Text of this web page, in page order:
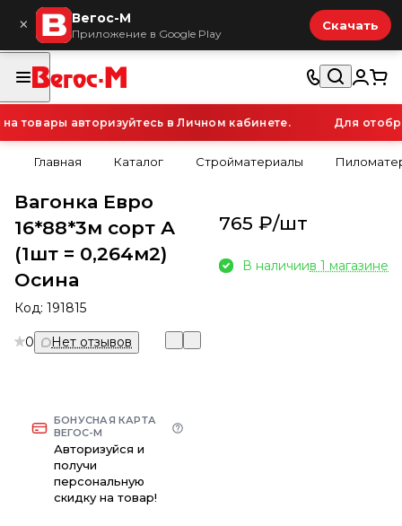
× Вегос-М
Приложение в Google Play
Скачать
авторизуйтесь в Личном кабинете. Для
Главная Каталог Стройматериалы
Вагонка Евро
16*88*3м сорт А
(1шт = 0,264м2)
Осина
Код: 191815
0 Нет отзывов
БОНУСНАЯ КАРТА
ВЕГОС-М
Авторизуйся и
получи
персональную
скидку на товар!
765 ₽/шт
В наличиив 1 магазине